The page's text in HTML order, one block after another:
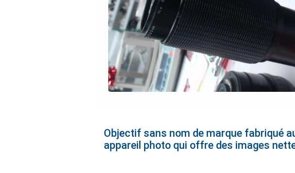
Objectif sans nom de marque fabriqué
appareil photo qui offre des images